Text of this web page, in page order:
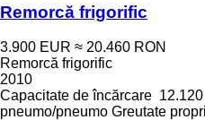
Remorcă frigorific
3.900 EUR ≈ 20.460 RON
Remorcă frigorific
2010
Capacitate de încărcare
pneumo/pneumo Greutate